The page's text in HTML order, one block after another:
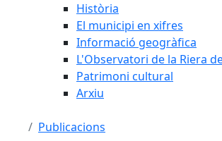
Història
El municipi en xifres
Informació geogràfica
L'Observatori de la Riera
Patrimoni cultural
Arxiu
Publicacions